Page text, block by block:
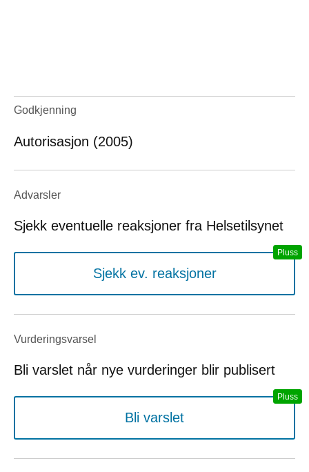
Godkjenning
Autorisasjon (2005)
Advarsler
Sjekk eventuelle reaksjoner fra Helsetilsynet
Sjekk ev. reaksjoner
Vurderings­varsel
Bli varslet når nye vurderinger blir publisert
Bli varslet